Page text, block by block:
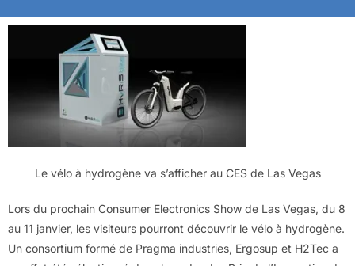
Le vélo à hydrogène va s’afficher au CES de Las Vegas
Lors du prochain Consumer Electronics Show de Las Vegas, du 8
au 11 janvier, les visiteurs pourront découvrir le vélo à hydrogène.
Un consortium formé de Pragma industries, Ergosup et H2Tec a